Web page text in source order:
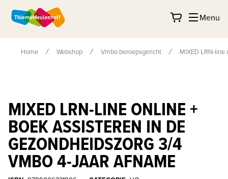
Menu
Home Webshop Vmbo beroepsgericht MIXED LRN-
MIXED LRN-LINE ONLINE +
BOEK ASSISTEREN IN DE
GEZONDHEIDSZORG 3/4
VMBO 4-JAAR AFNAME